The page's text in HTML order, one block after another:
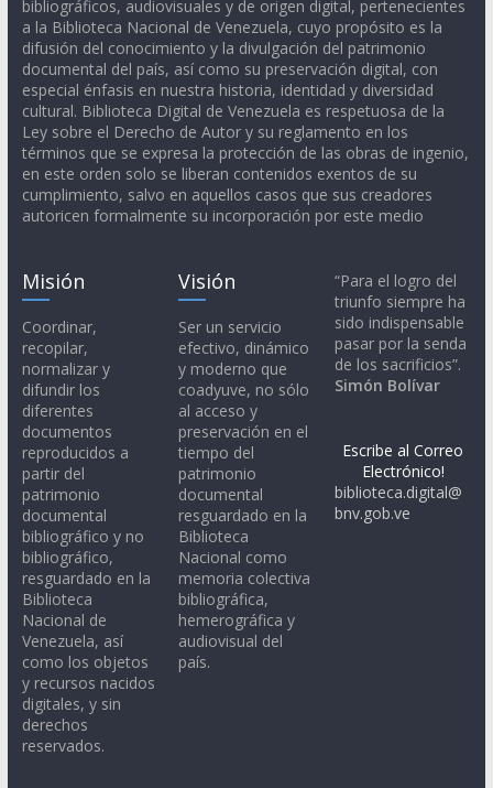
bibliográficos, audiovisuales y de origen digital, pertenecientes
a la Biblioteca Nacional de Venezuela, cuyo propósito es la
difusión del conocimiento y la divulgación del patrimonio
documental del país, así como su preservación digital, con
especial énfasis en nuestra historia, identidad y diversidad
cultural. Biblioteca Digital de Venezuela es respetuosa de la
Ley sobre el Derecho de Autor y su reglamento en los
términos que se expresa la protección de las obras de ingenio,
en este orden solo se liberan contenidos exentos de su
cumplimiento, salvo en aquellos casos que sus creadores
autoricen formalmente su incorporación por este medio
Misión
Coordinar,
recopilar,
normalizar y
difundir los
diferentes
documentos
reproducidos a
partir del
patrimonio
documental
bibliográfico y no
bibliográfico,
resguardado en la
Biblioteca
Nacional de
Venezuela, así
como los objetos
y recursos nacidos
digitales, y sin
derechos
reservados.
Visión
Ser un servicio
efectivo, dinámico
y moderno que
coadyuve, no sólo
al acceso y
preservación en el
tiempo del
patrimonio
documental
resguardado en la
Biblioteca
Nacional como
memoria colectiva
bibliográfica,
hemerográfica y
audiovisual del
país.
“Para el logro del
triunfo siempre ha
sido indispensable
pasar por la senda
de los sacrificios”.
Simón Bolívar
Escribe al Correo
Electrónico!
biblioteca.digital@
bnv.gob.ve